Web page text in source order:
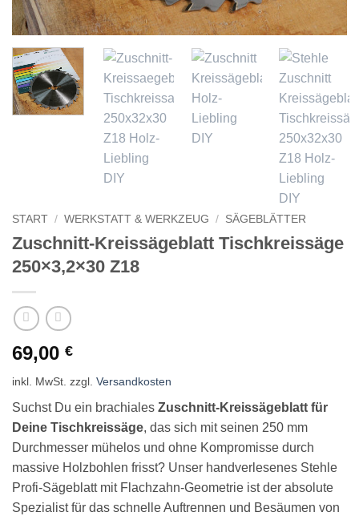
START / WERKSTATT & WERKZEUG / SÄGEBLÄTTER
Zuschnitt-Kreissägeblatt Tischkreissäge
250×3,2×30 Z18
69,00 €
inkl. MwSt. zzgl. Versandkosten
Suchst Du ein brachiales Zuschnitt-Kreissägeblatt für
Deine Tischkreissäge, das sich mit seinen 250 mm
Durchmesser mühelos und ohne Kompromisse durch
massive Holzbohlen frisst? Unser handverlesenes Stehle
Profi-Sägeblatt mit Flachzahn-Geometrie ist der absolute
Spezialist für das schnelle Auftrennen und Besäumen von